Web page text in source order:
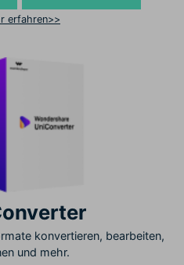
erfahren>>
konvertieren, bearbeiten,
und mehr.